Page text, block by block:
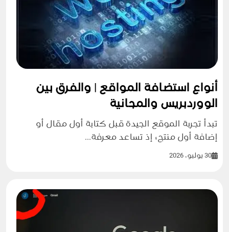
أنواع استضافة المواقع | والفرق بين
الووردبريس والمجانية
تبدأ تجربة الموقع الجيدة قبل كتابة أول مقال أو
إضافة أول منتج؛ إذ تساعد معرفة...
30 يوليو، 2026